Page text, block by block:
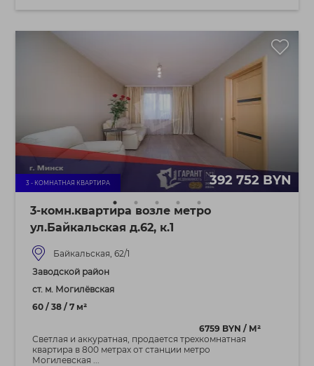
3 - КОМНАТНАЯ КВАРТИРА 392 752 BYN
3-комн.квартира возле метро
ул.Байкальская д.62, к.1
Байкальская, 62/1
Заводской район
ст. м. Могилёвская
60 / 38 / 7 м²
6759 BYN / М²
Светлая и аккуратная, продается трехкомнатная
квартира в 800 метрах от станции метро
Могилевская ...